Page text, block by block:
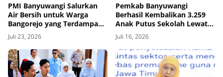
PMI Banyuwangi Salurkan
Air Bersih untuk Warga
Bangorejo yang Terdampak
Kekeringan
Juli 23, 2026
Pemkab Banyuwangi
Berhasil Kembalikan 3.259
Anak Putus Sekolah Lewat
Program Rindu Bulan
Juli 16, 2026